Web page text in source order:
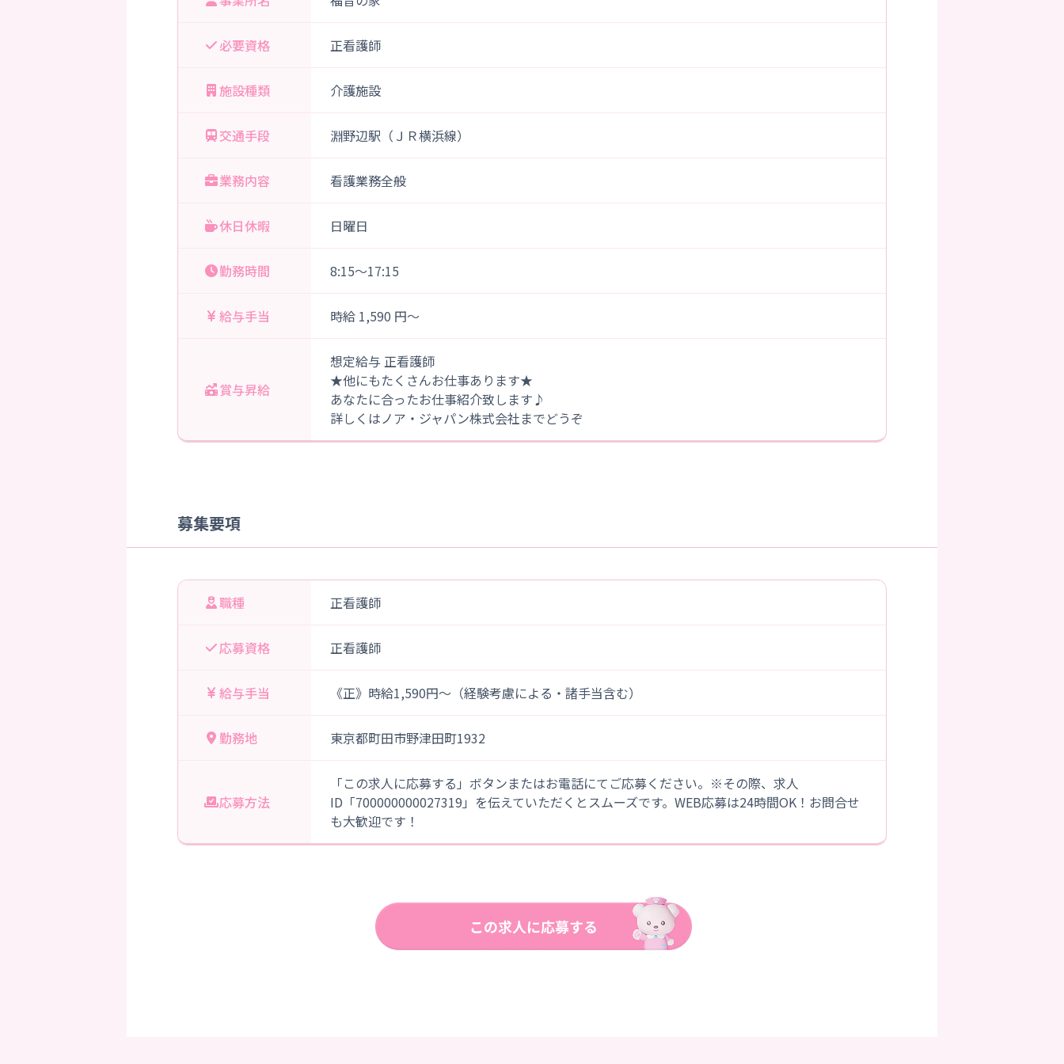
必要資格 正看護師
施設種類 介護施設
交通手段 淵野辺駅（ＪＲ横浜線）
業務内容 看護業務全般
休日休暇 日曜日
勤務時間 8:15～17:15
給与手当 時給 1,590 円～
賞与昇給
想定給与 正看護師
★他にもたくさんお仕事あります★
あなたに合ったお仕事紹介致します♪
詳しくはノア・ジャパン株式会社までどうぞ
募集要項
職種 正看護師
応募資格 正看護師
給与手当 《正》時給1,590円～（経験考慮による・諸手当含む）
勤務地 東京都町田市野津田町1932
応募方法
「この求人に応募する」ボタンまたはお電話にてご応募ください。※その際、求人
ID「700000000027319」を伝えていただくとスムーズです。WEB応募は24時間OK！お問合せ
も大歓迎です！